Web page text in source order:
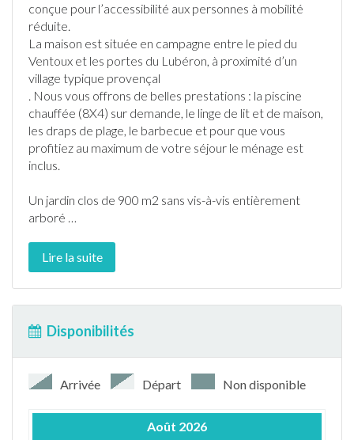
conçue pour l’accessibilité aux personnes à mobilité
réduite.
La maison est située en campagne entre le pied du
Ventoux et les portes du Lubéron, à proximité d’un
village typique provençal
. Nous vous offrons de belles prestations : la piscine
chauffée (8X4) sur demande, le linge de lit et de maison,
les draps de plage, le barbecue et pour que vous
profitiez au maximum de votre séjour le ménage est
inclus.
Un jardin clos de 900 m2 sans vis-à-vis entièrement
arboré …
Lire la suite
Disponibilités
Arrivée Départ Non disponible
Août 2026